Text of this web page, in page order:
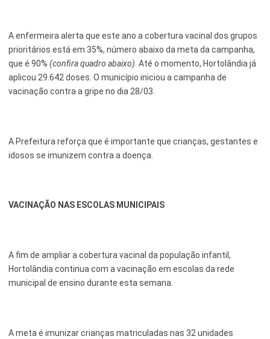
A enfermeira alerta que este ano a cobertura vacinal dos grupos
prioritários está em 35%, número abaixo da meta da campanha,
que é 90% (confira quadro abaixo) . Até o momento, Hortolândia já
aplicou 29.642 doses. O município iniciou a campanha de
vacinação contra a gripe no dia 28/03.
A Prefeitura reforça que é importante que crianças, gestantes e
idosos se imunizem contra a doença.
VACINAÇÃO NAS ESCOLAS MUNICIPAIS
A fim de ampliar a cobertura vacinal da população infantil,
Hortolândia continua com a vacinação em escolas da rede
municipal de ensino durante esta semana.
A meta é imunizar crianças matriculadas nas 32 unidades